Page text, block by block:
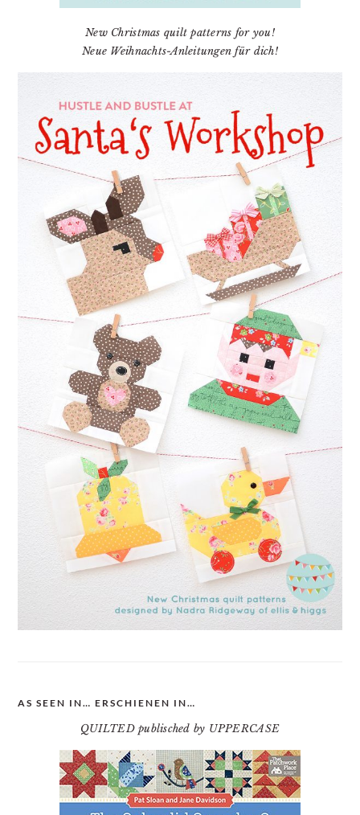
New Christmas quilt patterns for you!
Neue Weihnachts-Anleitungen für dich!
AS SEEN IN… ERSCHIENEN IN…
QUILTED publisched by UPPERCASE